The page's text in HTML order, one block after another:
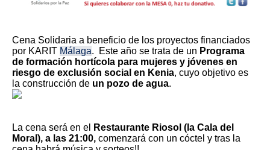
Cena Solidaria a beneficio de los proyectos financiados
por KARIT Málaga. Este año se trata de un Programa
de formación hortícola para mujeres y jóvenes en
riesgo de exclusión social en Kenia, cuyo objetivo es
la construcción de un pozo de agua.
La cena será en el
Restaurante Riosol (la Cala del
Moral), a las 21:00, comenzará con un cóctel y tras la